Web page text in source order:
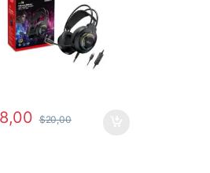
$20,00